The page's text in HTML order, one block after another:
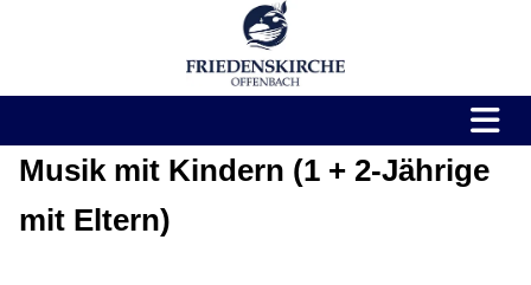
Musik mit Kindern (1 + 2-Jährige
mit Eltern)